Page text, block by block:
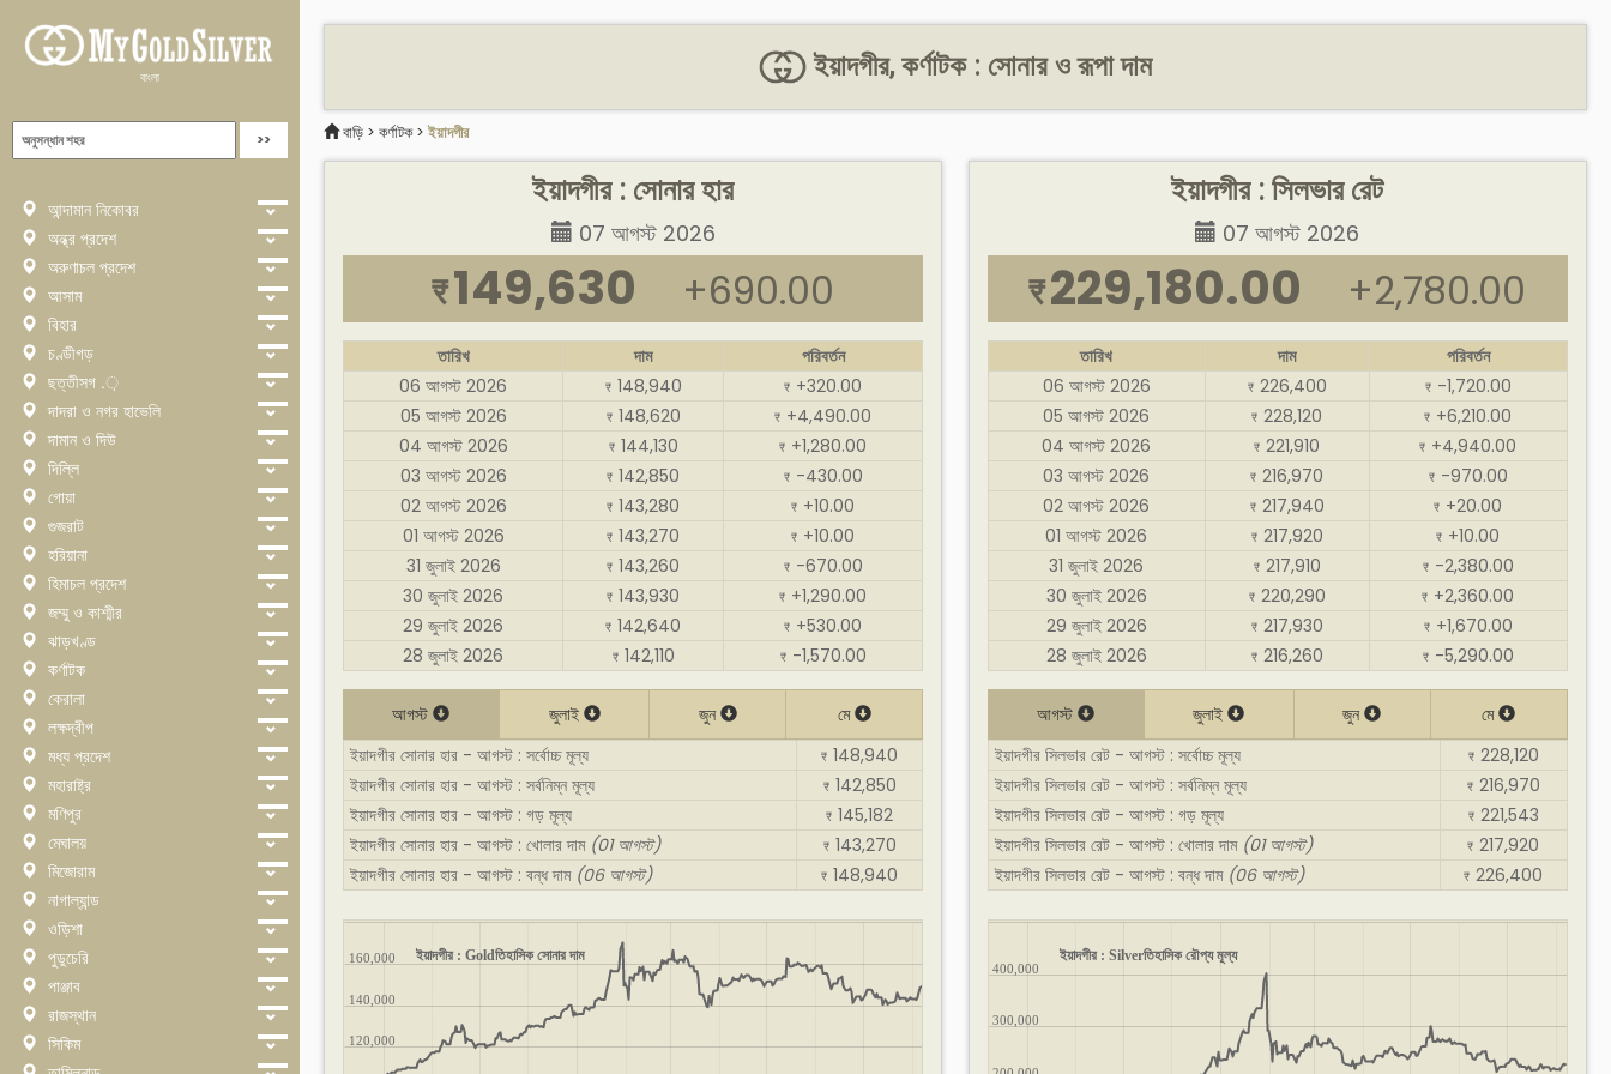
বাংলা
আন্দামান নিকোবর
অন্ধ্র প্রদেশ
অরুণাচল প্রদেশ
আসাম
বিহার
চণ্ডীগড়
ছত্তীসগ .়
দাদরা ও নগর হাভেলি
দামান ও দিউ
দিল্লি
গোয়া
গুজরাট
হরিয়ানা
হিমাচল প্রদেশ
জম্মু ও কাশ্মীর
ঝাড়খণ্ড
কর্ণাটক
কেরালা
লক্ষদ্বীপ
মধ্য প্রদেশ
মহারাষ্ট্র
মণিপুর
মেঘালয়
মিজোরাম
নাগাল্যান্ড
ওড়িশা
পুডুচেরি
পাঞ্জাব
রাজস্থান
সিকিম
ইয়াদগীর, কর্ণাটক : সোনার ও রূপা দাম
বাড়ি > কর্ণাটক> ইয়াদগীর
ইয়াদগীর : সোনার হার
07 আগস্ট 2026
₹149,630 +690.00
তারিখ দাম
পরিবর্তন
06 আগস্ট 2026
₹ 148,940 ₹ +320.00
05 আগস্ট 2026
₹ 148,620 ₹ +4,490.00
04 আগস্ট 2026
₹ 144,130 ₹ +1,280.00
03 আগস্ট 2026
₹ 142,850 ₹ -430.00
02 আগস্ট 2026
₹ 143,280 ₹ +10.00
01 আগস্ট 2026
₹ 143,270 ₹ +10.00
31 জুলাই 2026
₹ 143,260 ₹ -670.00
30 জুলাই 2026
₹ 143,930 ₹ +1,290.00
29 জুলাই 2026
₹ 142,640 ₹ +530.00
28 জুলাই 2026
₹ 142,110 ₹ -1,570.00
আগস্ট জুলাই জুন
মে
ইয়াদগীর সোনার হার - আগস্ট : সর্বোচ্চ মূল্য
₹ 148,940
ইয়াদগীর সোনার হার - আগস্ট : সর্বনিম্ন মূল্য
₹ 142,850
ইয়াদগীর সোনার হার - আগস্ট : গড় মূল্য
₹ 145,182
ইয়াদগীর সোনার হার - আগস্ট : খোলার দাম (01 আগস্ট) ₹ 143,270
ইয়াদগীর সোনার হার - আগস্ট : বন্ধ দাম (06 আগস্ট) ₹ 148,940
ইয়াদগীর : Goldতিহাসিক সোনার দাম
120,000
140,000
160,000
ইয়াদগীর : সিলভার রেট
07 আগস্ট 2026
₹229,180.00 +2,780.00
তারিখ দাম
পরিবর্তন
06 আগস্ট 2026
₹ 226,400 ₹ -1,720.00
05 আগস্ট 2026
₹ 228,120 ₹ +6,210.00
04 আগস্ট 2026
₹ 221,910 ₹ +4,940.00
03 আগস্ট 2026
₹ 216,970 ₹ -970.00
02 আগস্ট 2026
₹ 217,940 ₹ +20.00
01 আগস্ট 2026
₹ 217,920 ₹ +10.00
31 জুলাই 2026
₹ 217,910 ₹ -2,380.00
30 জুলাই 2026
₹ 220,290 ₹ +2,360.00
29 জুলাই 2026
₹ 217,930 ₹ +1,670.00
28 জুলাই 2026
₹ 216,260 ₹ -5,290.00
আগস্ট জুলাই জুন
মে
ইয়াদগীর সিলভার রেট - আগস্ট : সর্বোচ্চ মূল্য
₹ 228,120
ইয়াদগীর সিলভার রেট - আগস্ট : সর্বনিম্ন মূল্য
₹ 216,970
ইয়াদগীর সিলভার রেট - আগস্ট : গড় মূল্য
₹ 221,543
ইয়াদগীর সিলভার রেট - আগস্ট : খোলার দাম (01 আগস্ট) ₹ 217,920
ইয়াদগীর সিলভার রেট - আগস্ট : বন্ধ দাম (06 আগস্ট) ₹ 226,400
ইয়াদগীর : Silverতিহাসিক রৌপ্য মূল্য
300,000
400,000